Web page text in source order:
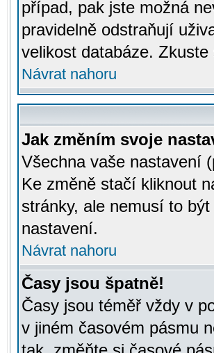
případ, pak jste možná
pravidelně odstraňují
velikost databáze.
Návrat nahoru
Jak změním svoje
Všechna vaše nastavení
Ke změně stačí kliknout
stránky, ale nemusí to
nastavení.
Návrat nahoru
Časy jsou špatně!
Časy jsou téměř vždy v
v jiném časovém pásmu